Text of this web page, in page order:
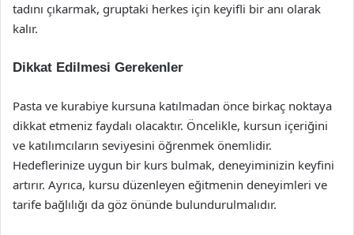
tadını çıkarmak, gruptaki herkes için keyifli bir anı olarak
kalır.
Dikkat Edilmesi Gerekenler
Pasta ve kurabiye kursuna katılmadan önce birkaç noktaya
dikkat etmeniz faydalı olacaktır. Öncelikle, kursun içeriğini
ve katılımcıların seviyesini öğrenmek önemlidir.
Hedeflerinize uygun bir kurs bulmak, deneyiminizin keyfini
artırır. Ayrıca, kursu düzenleyen eğitmenin deneyimleri ve
tarife bağlılığı da göz önünde bulundurulmalıdır.